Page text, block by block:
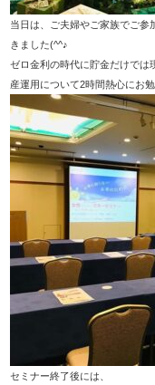
当日は、ご夫婦やご家族でご参
きました(^^♪
ゼロ金利の時代に貯金だけでは
産運用について2時間熱心にお
セミナー終了後には、